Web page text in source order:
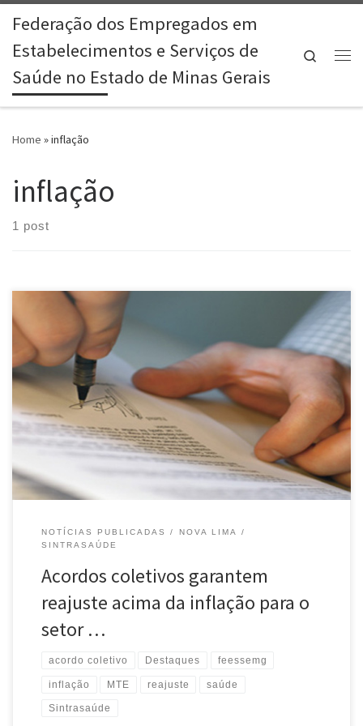
Skip to content
Federação dos Empregados em
Estabelecimentos e Serviços de
Saúde no Estado de Minas Gerais
Search
Home »inflação
inflação
1 post
O Sindicato dos Empregados em Estabelecimentos de Saúde de
Nova Lima fechou acordo com os hospitais Biocor e Vila da Serra
com reajustes que superaram a inflação. Alguns outros benefícios
foram mantidos como o cartão alimentação e convênio com a
Unimed. O sindicato ainda garantiu adicional noturno de 50%,
hora […]
NOTÍCIAS PUBLICADAS
NOVA LIMA
SINTRASAÚDE
Acordos coletivos garantem
reajuste acima da inflação para o
setor …
acordo coletivo Destaques feessemg
inflação MTE reajuste saúde
Sintrasaúde